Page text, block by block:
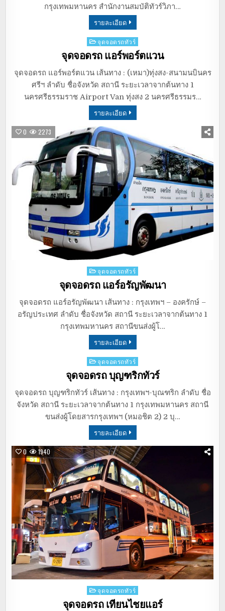
กรุงเทพมหานคร สำนักงานสมบัติทัวร์วิภา…
รายละเอียด
Posted
in
จุดจอดรถทัวร์
จุดจอดรถ แอร์พอร์ตแวน
จุดจอดรถ แอร์พอร์ตแวน เส้นทาง : (เหมา)ทุ่งสง-สนามนบินคร
ศรีฯ ลำดับ ชื่อจังหวัด สถานี ระยะเวลาจากต้นทาง 1
นครศรีธรรมราช Airport Van ทุ่งสง 2 นครศรีธรรมร…
รายละเอียด
0 2273
Posted
in
จุดจอดรถทัวร์
จุดจอดรถ แอร์อรัญพัฒนา
จุดจอดรถ แอร์อรัญพัฒนา เส้นทาง : กรุงเทพฯ – องครักษ์ –
อรัญประเทศ ลำดับ ชื่อจังหวัด สถานี ระยะเวลาจากต้นทาง 1
กรุงเทพมหานคร สถานีขนส่งผู้โ…
รายละเอียด
Posted
in
จุดจอดรถทัวร์
จุดจอดรถ บุญฑริกทัวร์
จุดจอดรถ บุญฑริกทัวร์ เส้นทาง : กรุงเทพฯ-บุณฑริก ลำดับ ชื่อ
จังหวัด สถานี ระยะเวลาจากต้นทาง 1 กรุงเทพมหานคร สถานี
ขนส่งผู้โดยสารกรุงเทพฯ (หมอชิต 2) 2 บุ…
รายละเอียด
0 1940
Posted
in
จุดจอดรถทัวร์
จุดจอดรถ เทียนไชยแอร์